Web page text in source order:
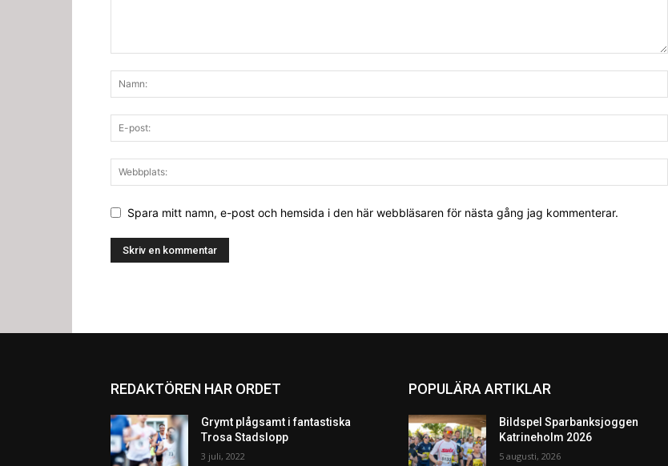
Spara mitt namn, e-post och hemsida i den här webbläsaren för nästa gång jag kommenterar.
REDAKTÖREN HAR ORDET
Grymt plågsamt i fantastiska
Trosa Stadslopp
3 juli, 2022
POPULÄRA ARTIKLAR
Bildspel Sparbanksjoggen
Katrineholm 2026
5 augusti, 2026